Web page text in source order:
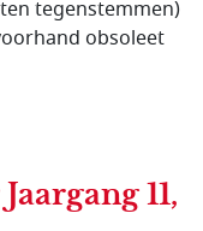
tegenstemmen)
obsoleet
11,